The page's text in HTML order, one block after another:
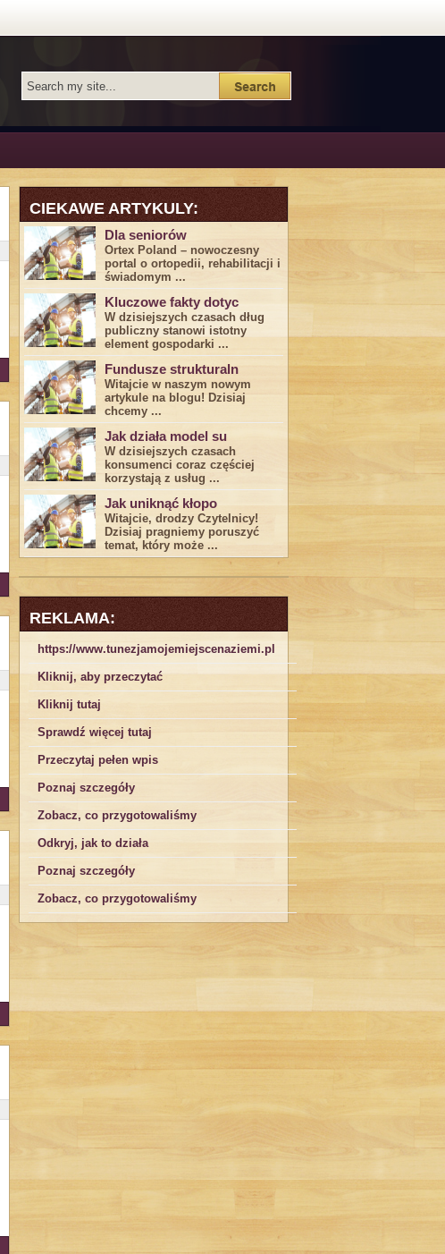
CIEKAWE ARTYKULY:
Dla seniorów
Ortex Poland – nowoczesny
portal o ortopedii, rehabilitacji i
świadomym ...
Kluczowe fakty dotyc
W dzisiejszych czasach dług
publiczny stanowi istotny
element gospodarki ...
Fundusze strukturaln
Witajcie w naszym nowym
artykule na blogu! Dzisiaj
chcemy ...
Jak działa model su
W dzisiejszych czasach
konsumenci ‌coraz częściej
korzystają z usług⁤ ...
Jak uniknąć kłopo
Witajcie, drodzy Czytelnicy!
Dzisiaj pragniemy poruszyć
temat, który może ...
REKLAMA:
https://www.tunezjamojemiejscenaziemi.pl
Kliknij, aby przeczytać
Kliknij tutaj
Sprawdź więcej tutaj
Przeczytaj pełen wpis
Poznaj szczegóły
Zobacz, co przygotowaliśmy
Odkryj, jak to działa
Poznaj szczegóły
Zobacz, co przygotowaliśmy